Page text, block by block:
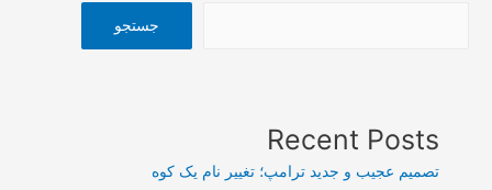
جستجو
Recent Posts
تصمیم عجیب و جدید ترامپ؛ تغییر نام یک کوه